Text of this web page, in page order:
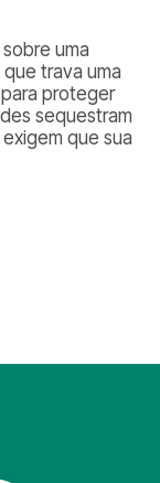
uma
trava uma
proteger
sequestram
que sua